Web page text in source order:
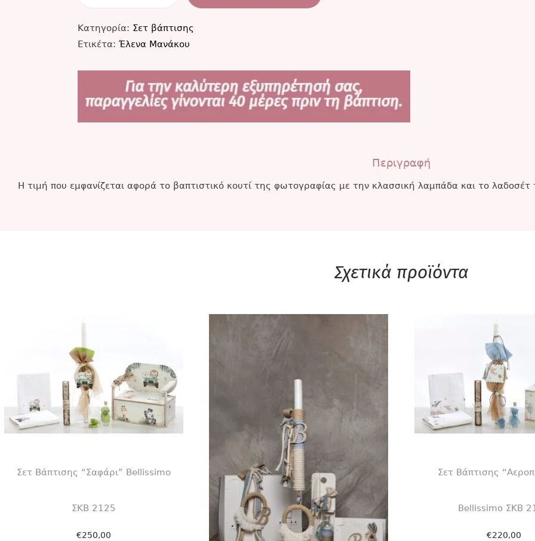
Κατηγορία: Σετ βάπτισης
Ετικέτα: Έλενα Μανάκου
Περιγραφή
Η τιμή που εμφανίζεται αφορά το βαπτιστικό κουτί της φωτογραφίας με την κλασσική λαμπάδα και το λαδοσέτ
Σχετικά προϊόντα
Σετ Βάπτισης “Σαφάρι” Bellissimo
ΣΚΒ 2125
€250,00
Σετ Βάπτισης
Bellissimo ΣΚΒ
€220,00